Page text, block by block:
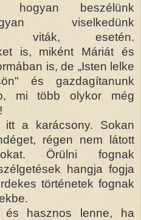
hogyan beszélünk
viselkedünk
viták, esetén.
is, miként Máriát és
is, de „Isten lelke
és gazdagítanunk
mi több olykor még
itt a karácsony. Sokan
régen nem látott
Örülni fognak
hangja fogja
történetek fognak
és hasznos lenne, ha